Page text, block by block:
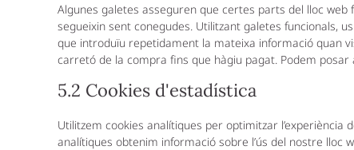
Algunes galetes asseguren que certes parts del lloc
segueixin sent conegudes. Utilitzant galetes funcionals,
que introduïu repetidament la mateixa informació quan
carretó de la compra fins que hàgiu pagat. Podem
5.2 Cookies d'estadística
Utilitzem cookies analítiques per optimitzar
analítiques obtenim informació sobre l’ús del nostre lloc